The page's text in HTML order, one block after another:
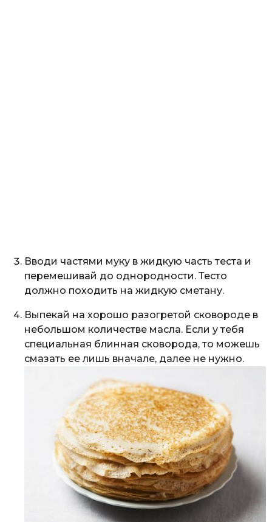
Вводи частями муку в жидкую часть теста и
перемешивай до однородности. Тесто
должно походить на жидкую сметану.
Выпекай на хорошо разогретой сковороде в
небольшом количестве масла. Если у тебя
специальная блинная сковорода, то можешь
смазать ее лишь вначале, далее не нужно.